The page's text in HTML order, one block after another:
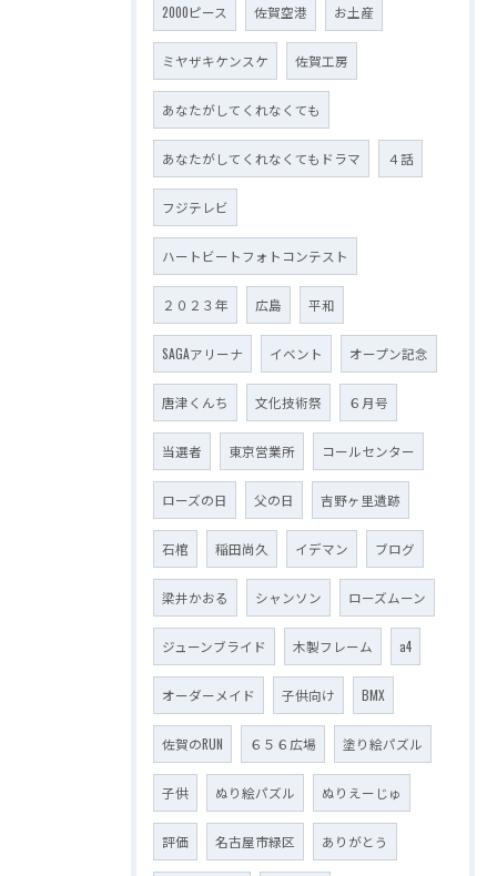
2000ピース 佐賀空港 お土産
ミヤザキケンスケ 佐賀工房
あなたがしてくれなくても
あなたがしてくれなくてもドラマ ４話
フジテレビ
ハートビートフォトコンテスト
２０２３年 広島 平和
SAGAアリーナ イベント オープン記念
唐津くんち 文化技術祭 ６月号
当選者 東京営業所 コールセンター
ローズの日 父の日 吉野ヶ里遺跡
石棺 稲田尚久 イデマン ブログ
梁井かおる シャンソン ローズムーン
ジューンブライド 木製フレーム a4
オーダーメイド 子供向け BMX
佐賀のRUN ６５６広場 塗り絵パズル
子供 ぬり絵パズル ぬりえーじゅ
評価 名古屋市緑区 ありがとう